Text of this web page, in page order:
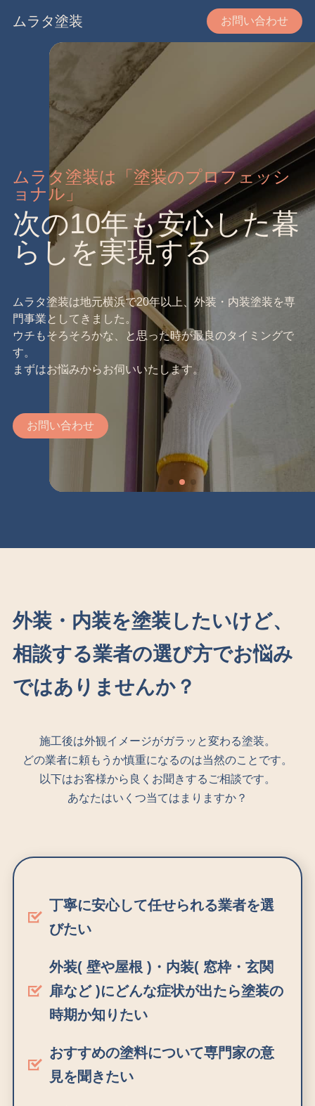
ムラタ塗装 お問い合わせ
ムラタ塗装は「塗装のプロフェッシ
ョナル」
次の10年も安心した暮
らしを実現する
ムラタ塗装は地元横浜で20年以上、外装・内装塗装を専
門事業としてきました。
ウチもそろそろかな、と思った時が最良のタイミングで
す。
まずはお悩みからお伺いいたします。
お問い合わせ
外装・内装を塗装したいけど、
相談する業者の選び方でお悩み
ではありませんか？
施工後は外観イメージがガラッと変わる塗装。
どの業者に頼もうか慎重になるのは当然のことです。
以下はお客様から良くお聞きするご相談です。
あなたはいくつ当てはまりますか？
丁寧に安心して任せられる業者を選
びたい
外装( 壁や屋根 )・内装( 窓枠・玄関
扉など )にどんな症状が出たら塗装の
時期か知りたい
おすすめの塗料について専門家の意
見を聞きたい